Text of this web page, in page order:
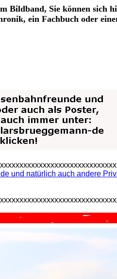
Bildband, Sie können sich
ein Fachbuch oder
und natürlich auch andere